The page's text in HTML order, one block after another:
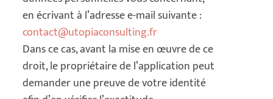
en écrivant à l’adresse e-mail suivante :
contact@utopiaconsulting.fr
Dans ce cas, avant la mise en œuvre de ce
droit, le propriétaire de l’application peut
demander une preuve de votre identité